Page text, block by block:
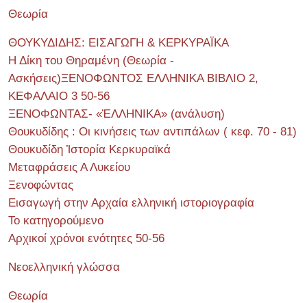
Θεωρία
ΘΟΥΚΥΔΙΔΗΣ: ΕΙΣΑΓΩΓΗ & ΚΕΡΚΥΡΑΪΚΑ
Η Δίκη του Θηραμένη (Θεωρία -
Ασκήσεις)ΞΕΝΟΦΩΝΤΟΣ ΕΛΛΗΝΙΚΑ ΒΙΒΛΙΟ 2,
ΚΕΦΑΛΑΙΟ 3 50-56
ΞΕΝΟΦΩΝΤΑΣ- «ἙΛΛΗΝΙΚΑ» (ανάλυση)
Θουκυδίδης : Οι κινήσεις των αντιπάλων ( κεφ. 70 - 81)
Θουκυδίδη Ἱστορία Κερκυραϊκά
Μεταφράσεις Α Λυκείου
Ξενοφώντας
Εισαγωγή στην Αρχαία ελληνική ιστοριογραφία
Το κατηγορούμενο
Αρχικοί χρόνοι ενότητες 50-56
Νεοελληνική γλώσσα
Θεωρία